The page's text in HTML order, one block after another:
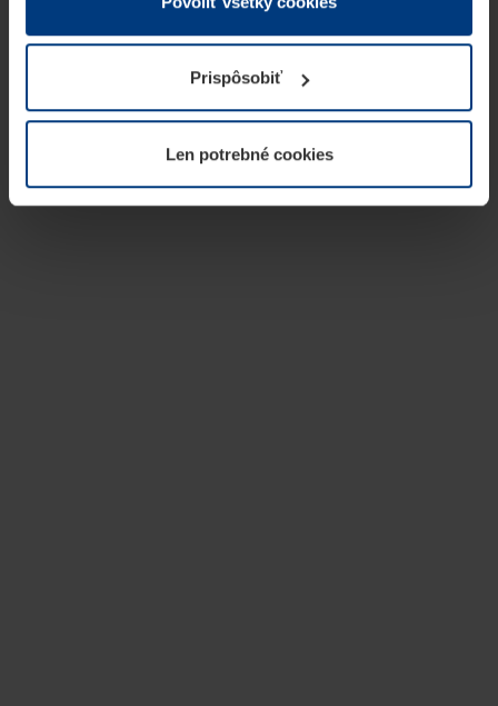
prevádzku tejto stránky. Pre všetky ostatné typy cookie
potrebujeme Vaše povolenie. Vaše povolenie môžete
kedykoľvek zmeniť alebo odvolať vo vysvetlení cookie
našej webovej stránky.
Prispôsobiť
Len potrebné cookies